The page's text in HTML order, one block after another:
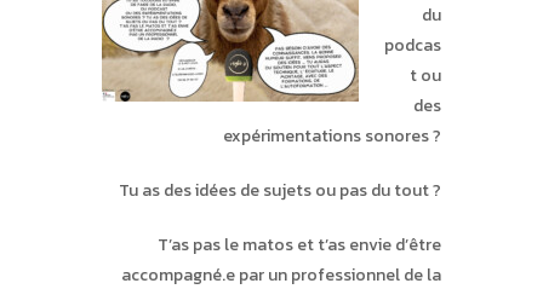
du
podcas
t ou
des
expérimentations sonores ?
Tu as des idées de sujets ou pas du tout ?
T’as pas le matos et t’as envie d’être
accompagné.e par un professionnel de la